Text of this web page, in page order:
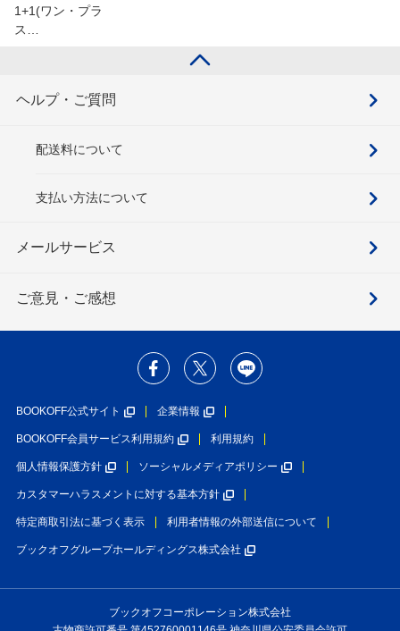
1+1(ワン・プラ
ス…
ヘルプ・ご質問
配送料について
支払い方法について
メールサービス
ご意見・ご感想
BOOKOFF公式サイト 企業情報
BOOKOFF会員サービス利用規約 利用規約
個人情報保護方針 ソーシャルメディアポリシー
カスタマーハラスメントに対する基本方針
特定商取引法に基づく表示 利用者情報の外部送信について
ブックオフグループホールディングス株式会社
ブックオフコーポレーション株式会社